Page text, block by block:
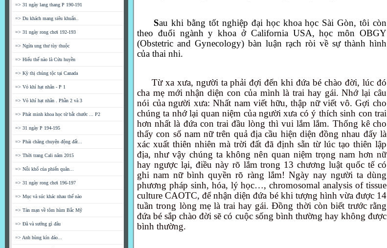
=> 31 ngày lang thang P 190-191
=> Du khách mang siêu khuẩn..
=> 31 ngày rong chơi 192-193
=> Ngừa ung thư tùy thuộc
=> Hiểu thế nào là Cửu huyền
=> Kỳ thị chủng tộc tại Canada
=> Vỏ khí hạt nhân - P 1
=> Vỏ khí hạt nhân . Phần 2 và 3
=> Phát minh khoa học từ bắt chước ... P2
=> 31 ngày P 194-195
=> Phải chăng chuyện động đất...
=> Thời trang Cali năm 2015
=> Nỗi khổ của phiến quân...
=> 31 ngày rong chơi 196-197
=> Mục và súc khác nhau thế nào
=> Tản mạn về tôm hùm Bắc Mỹ
=> Đã và sướng gì đâu
=> Anh hùng kín đáo...
Sau khi bằng tốt nghiệp đại học khoa học Sài Gòn, tôi còn
theo đuổi ngành y khoa ở California USA, học môn OBGY
(Obstetric and Gynecology) bàn luận rạch ròi về sự thành hình
của thai nhi.
Từ xa xưa, người ta phải đợi đến khi đứa bé chào đời, lúc đó
cha mẹ mới nhận diện con của mình là trai hay gái. Nhớ lại câu
nói của người xưa:Nhất nam viết hữu, thập nữ viết vô. Gợi cho
chúng ta nhớ lại quan niệm của người xưa có ý thích sinh con trai
hơn nhất là đứa con trai đầu lòng thì vui lắm lắm. Thống kê cho
thấy con số nam nữ trên quả địa cầu hiện diện đồng nhau đấy là
xác xuất thiên nhiên mà trời đất đã định sẵn từ lúc tạo thiên lập
địa, như vậy chúng ta không nên quan niệm trọng nam hơn nữ
hay ngược lại, điều này rõ lắm trong 13 chương luật quốc tế có
ghinam nữ bình quyền rõ ràng lắm! Ngày nay người ta dùng
phương pháp sinh, hóa, lý học…, chromosomal analysis of tissue
culture CAOTC,để nhận diện đứa bé khi tượng hình vừa được 14
tuần trong lòng mẹ là trai hay gái. Đồng thời còn biết trước rằng
đứa bé sắp chào đời sẽ có cuộc sống bình thường hay không được
bình thường.